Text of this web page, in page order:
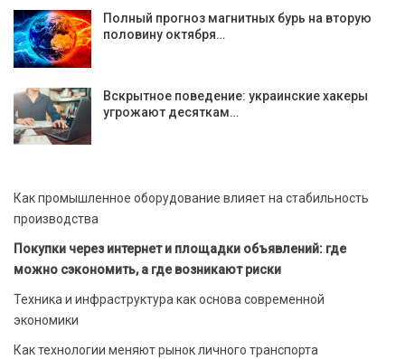
Полный прогноз магнитных бурь на вторую
половину октября…
Вскрытное поведение: украинские хакеры
угрожают десяткам…
Как промышленное оборудование влияет на стабильность
производства
Покупки через интернет и площадки объявлений: где
можно сэкономить, а где возникают риски
Техника и инфраструктура как основа современной
экономики
Как технологии меняют рынок личного транспорта